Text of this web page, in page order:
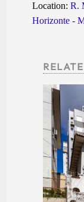
Location: R.
Horizonte -